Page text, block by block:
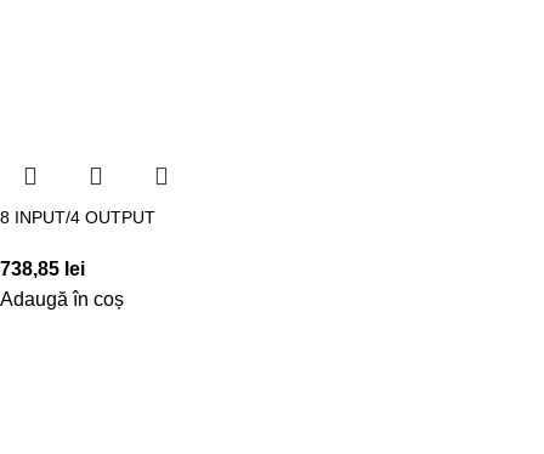
8 INPUT/4 OUTPUT
738,85 lei
Adaugă în coș